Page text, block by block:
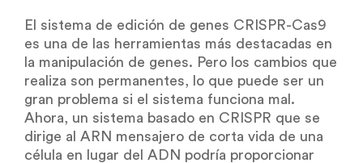
El sistema de edición de genes CRISPR-Cas9
es una de las herramientas más destacadas en
la manipulación de genes. Pero los cambios que
realiza son permanentes, lo que puede ser un
gran problema si el sistema funciona mal.
Ahora, un sistema basado en CRISPR que se
dirige al ARN mensajero de corta vida de una
célula en lugar del ADN podría proporcionar